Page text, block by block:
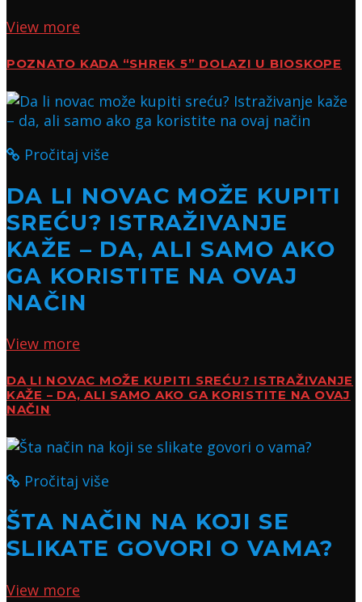
View more
POZNATO KADA “SHREK 5” DOLAZI U BIOSKOPE
Pročitaj više
DA LI NOVAC MOŽE KUPITI
SREĆU? ISTRAŽIVANJE
KAŽE – DA, ALI SAMO AKO
GA KORISTITE NA OVAJ
NAČIN
View more
DA LI NOVAC MOŽE KUPITI SREĆU? ISTRAŽIVANJE
KAŽE – DA, ALI SAMO AKO GA KORISTITE NA OVAJ
NAČIN
Pročitaj više
ŠTA NAČIN NA KOJI SE
SLIKATE GOVORI O VAMA?
View more